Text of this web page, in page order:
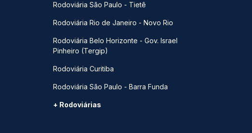
Rodoviária São Paulo - Tietê
Rodoviária Rio de Janeiro - Novo Rio
Rodoviária Belo Horizonte - Gov. Israel
Pinheiro (Tergip)
Rodoviária Curitiba
Rodoviária São Paulo - Barra Funda
+ Rodoviárias